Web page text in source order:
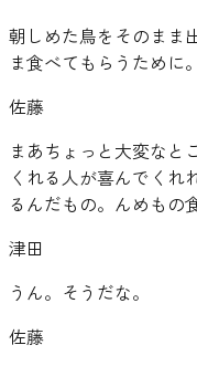
朝しめた鳥をそのまま
ま食べてもらうために。
佐藤
まあちょっと大変なと
くれる人が喜んでくれ
るんだもの。んめもの
津田
うん。そうだな。
佐藤